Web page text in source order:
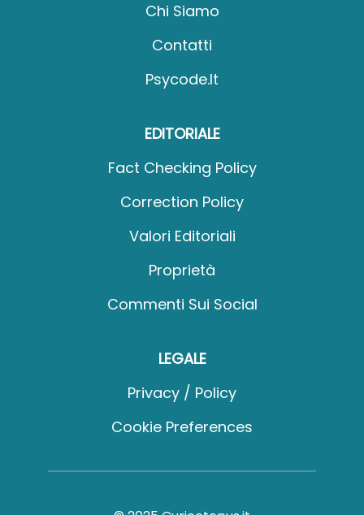
Chi Siamo
Contatti
Psycode.it
EDITORIALE
Fact Checking Policy
Correction Policy
Valori Editoriali
Proprietà
Commenti Sui Social
LEGALE
Privacy / Policy
Cookie Preferences